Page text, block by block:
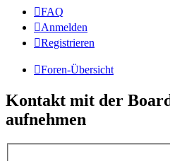
FAQ
Anmelden
Registrieren
Foren-Übersicht
Kontakt mit der
aufnehmen